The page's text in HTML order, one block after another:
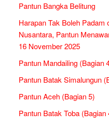
Pantun Bangka Belitung
Harapan Tak Boleh Padam
Nusantara, Pantun
16 November 2025
Pantun Mandailing (Bagian
Pantun Batak Simalungun
Pantun Aceh (Bagian 5)
Pantun Batak Toba (Bagian